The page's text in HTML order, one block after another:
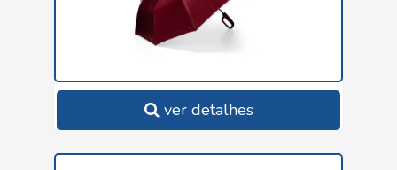
ver detalhes